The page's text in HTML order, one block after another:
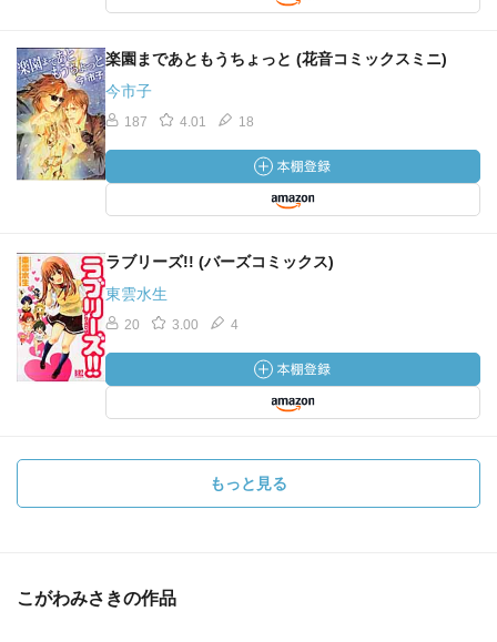
楽園まであともうちょっと (花音コミックスミニ)
今市子
187 4.01 18
ラブリーズ!! (バーズコミックス)
東雲水生
20 3.00 4
もっと見る
こがわみさきの作品